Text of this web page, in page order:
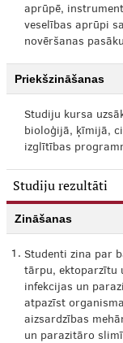
aprūpē,
veselības aprūpi
novēršanas
Priekšzināšanas
Studiju kursa
bioloģijā, ķīmijā,
izglītības
Studiju rezultāti
Zināšanas
1. Studenti zina par
tārpu, ektoparzītu
infekcijas un
atpazīst
aizsardzības
un parazitāro